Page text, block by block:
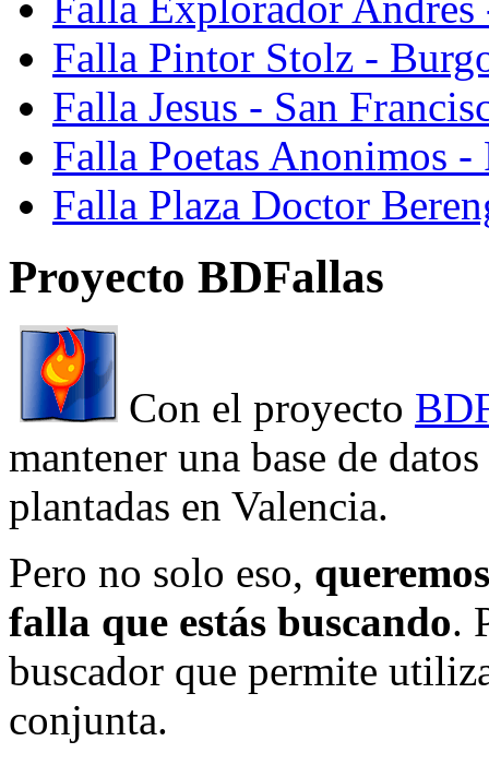
Falla Pintor Stolz -
Falla Jesus - San
Falla Poetas Anonimos
Falla Plaza Doctor
Proyecto BDFallas
Con el proyecto
mantener una base de
plantadas en Valencia.
Pero no solo eso,
falla que estás buscando.
buscador que permite
conjunta.